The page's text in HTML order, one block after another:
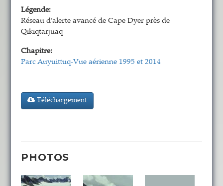
Légende:
Réseau d’alerte avancé de Cape Dyer près de
Qikiqtarjuaq
Chapitre:
Parc Auyuittuq-Vue aérienne 1995 et 2014
Téléchargement
PHOTOS